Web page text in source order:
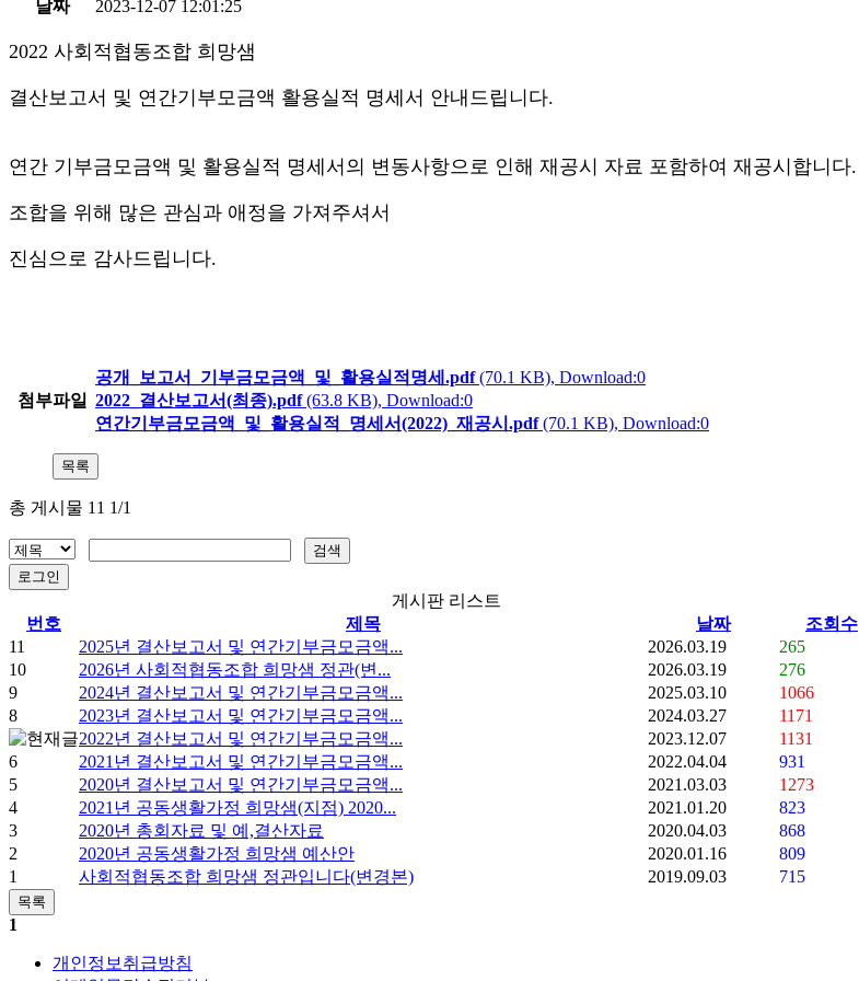
날짜
2023-12-07 12:01:25
2022 사회적협동조합 희망샘
결산보고서 및 연간기부모금액 활용실적 명세서 안내드립니다.
연간 기부금모금액 및 활용실적 명세서의 변동사항으로 인해 재공시 자료 포함하여 재공시합니다.
조합을 위해 많은 관심과 애정을 가져주셔서
진심으로 감사드립니다.
첨부파일
공개_보고서_기부금모금액_및_활용실적명세.pdf(70.1 KB), Download:0
2022_결산보고서(최종).pdf(63.8 KB), Download:0
연간기부금모금액_및_활용실적_명세서(2022)_재공시.pdf(70.1 KB), Download:0
총 게시물 11 1/1
게시판 리스트
번호
제목 날짜
조회수
11
2025년 결산보고서 및 연간기부금모금액... 2026.03.19
265
10
2026년 사회적협동조합 희망샘 정관(변... 2026.03.19
276
9
2024년 결산보고서 및 연간기부금모금액... 2025.03.10
1066
8
2023년 결산보고서 및 연간기부금모금액... 2024.03.27
1171
2022년 결산보고서 및 연간기부금모금액...
2023.12.07
1131
6
2021년 결산보고서 및 연간기부금모금액... 2022.04.04
931
5
2020년 결산보고서 및 연간기부금모금액... 2021.03.03
1273
4
2021년 공동생활가정 희망샘(지점) 2020... 2021.01.20
823
3
2020년 총회자료 및 예,결산자료 2020.04.03
868
2
2020년 공동생활가정 희망샘 예산안 2020.01.16
809
1
사회적협동조합 희망샘 정관입니다(변경본) 2019.09.03 715
1
개인정보취급방침